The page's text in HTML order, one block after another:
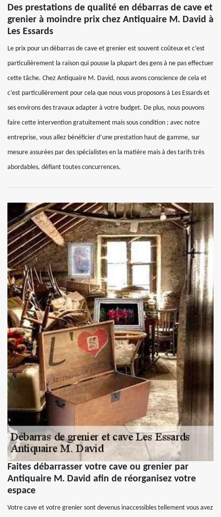
Des prestations de qualité en débarras de cave et
grenier à moindre prix chez Antiquaire M. David à
Les Essards
Le prix pour un débarras de cave et grenier est souvent coûteux et c’est
particulièrement la raison qui pousse la plupart des gens à ne pas effectuer
cette tâche. Chez Antiquaire M. David, nous avons conscience de cela et
c’est particulièrement pour cela que nous vous proposons à Les Essards et
ses environs des travaux adapter à votre budget. De plus, nous pouvons
faire cette intervention gratuitement mais sous condition ; avec notre
entreprise, vous allez bénéficier d’une prestation haut de gamme, sur
mesure assurées par des spécialistes en la matière mais à des tarifs très
abordables, défiant toutes concurrences.
Faites débarrasser votre cave ou grenier par
Antiquaire M. David afin de réorganisez votre
espace
Votre cave et votre grenier sont devenus inaccessibles tellement vous avez